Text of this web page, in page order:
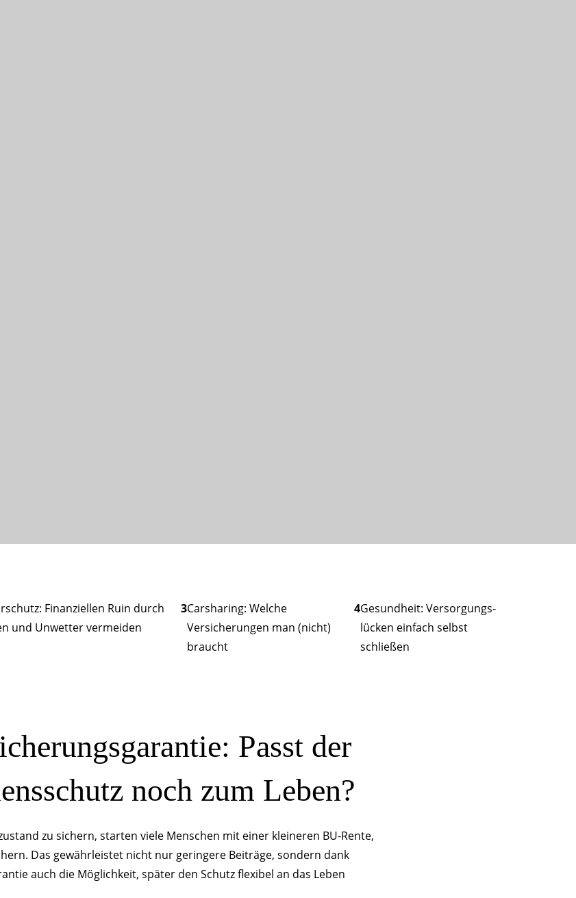
Finanziellen Ruin durch
und Unwetter vermeiden
3Carsharing: Welche
Versicherungen man (nicht)
braucht
4Gesundheit: Versorgungs­
lücken einfach selbst
schließen
Passt der
noch zum Leben?
zu sichern, starten viele Menschen mit einer kleineren BU-Rente,
Das gewährleistet nicht nur geringere Beiträge, sondern dank
auch die Möglichkeit, später den Schutz flexibel an das Leben